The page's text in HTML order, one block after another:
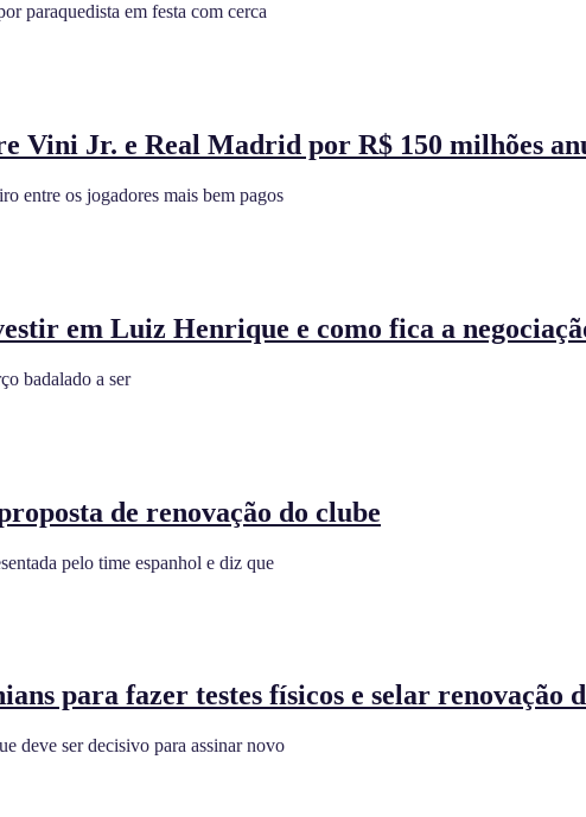
paraquedista em festa com cerca
Vini Jr. e Real Madrid por R$ 150 milhões
entre os jogadores mais bem pagos
em Luiz Henrique e como fica a
badalado a ser
de renovação do clube
pelo time espanhol e diz que
para fazer testes físicos e selar renovação
deve ser decisivo para assinar novo